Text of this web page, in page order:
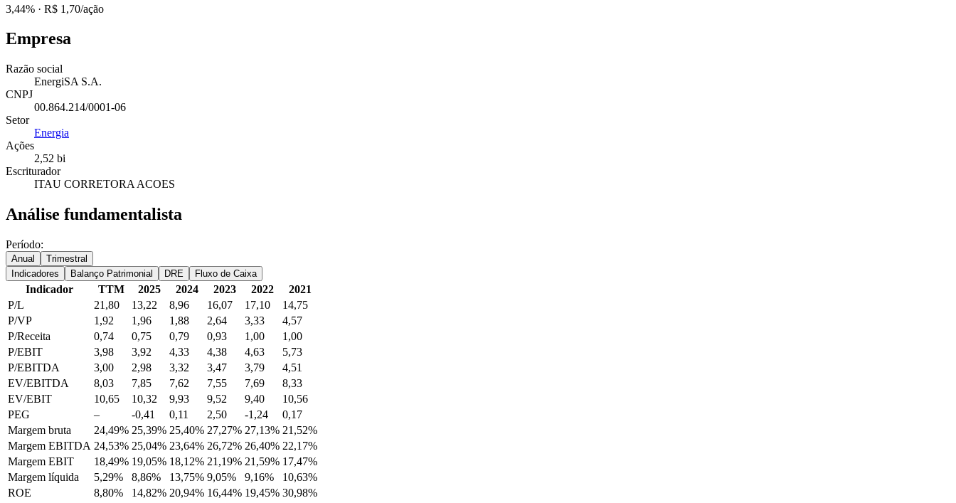
3,44% · R$ 1,70/ação
Empresa
Razão social
EnergiSA S.A.
CNPJ
00.864.214/0001-06
Setor
Energia
Ações
2,52 bi
Escriturador
ITAU CORRETORA ACOES
Análise fundamentalista
Período:
Anual
Trimestral
Indicadores
Balanço Patrimonial DRE Fluxo de Caixa
Indicador TTM 2025 2024 2023 2022
2021
P/L
21,80 13,22 8,96 16,07 17,10
14,75
P/VP
1,92 1,96 1,88 2,64 3,33
4,57
P/Receita
0,74 0,75 0,79 0,93 1,00
1,00
P/EBIT
3,98 3,92 4,33 4,38 4,63
5,73
P/EBITDA
3,00 2,98 3,32 3,47 3,79
4,51
EV/EBITDA
8,03 7,85 7,62 7,55 7,69
8,33
EV/EBIT
10,65 10,32 9,93 9,52 9,40
10,56
PEG
– -0,41 0,11 2,50 -1,24
0,17
Margem bruta
24,49% 25,39% 25,40% 27,27% 27,13% 21,52%
Margem EBITDA 24,53% 25,04% 23,64% 26,72% 26,40% 22,17%
Margem EBIT
18,49% 19,05% 18,12% 21,19% 21,59% 17,47%
Margem líquida
5,29% 8,86% 13,75% 9,05% 9,16%
10,63%
ROE
8,80% 14,82% 20,94% 16,44% 19,45% 30,98%